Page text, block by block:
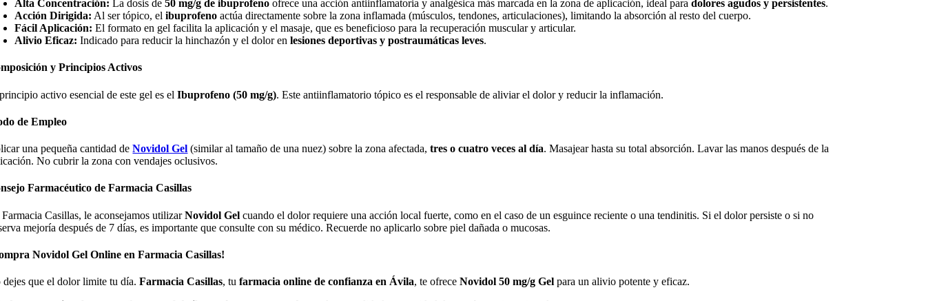
Alta Concentración: La dosis de50 mg/g de ibuprofeno ofrece una acción antiinflamatoria y analgésica más marcada en la zona de aplicación, ideal paradolores agudos y persistentes.
Acción Dirigida: Al ser tópico, elibuprofeno actúa directamente sobre la zona inflamada (músculos, tendones, articulaciones), limitando la absorción al resto del cuerpo.
Fácil Aplicación: El formato en gel facilita la aplicación y el masaje, que es beneficioso para la recuperación muscular y articular.
Alivio Eficaz: Indicado para reducir la hinchazón y el dolor enlesiones deportivas y postraumáticas leves.
y Principios Activos
activo esencial de este gel es elIbuprofeno (50 mg/g). Este antiinflamatorio tópico es el responsable de aliviar el dolor y reducir la inflamación.
de Empleo
una pequeña cantidad deNovidol Gel (similar al tamaño de una nuez) sobre la zona afectada,tres o cuatro veces al día. Masajear hasta su total absorción. Lavar las manos después de la
No cubrir la zona con vendajes oclusivos.
Farmacéutico de Farmacia Casillas
Casillas, le aconsejamos utilizarNovidol Gel cuando el dolor requiere una acción local fuerte, como en el caso de un esguince reciente o una tendinitis. Si el dolor persiste o si no
mejoría después de 7 días, es importante que consulte con su médico. Recuerde no aplicarlo sobre piel dañada o mucosas.
Novidol Gel Online en Farmacia Casillas!
dejes que el dolor limite tu día.Farmacia Casillas, tufarmacia online de confianza en Ávila, te ofreceNovidol 50 mg/g Gel para un alivio potente y eficaz.